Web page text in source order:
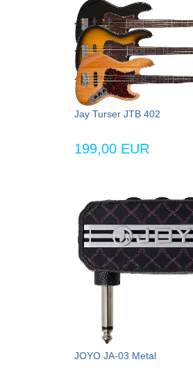
Jay Turser JTB 402
199,00 EUR
JOYO JA-03 Metal